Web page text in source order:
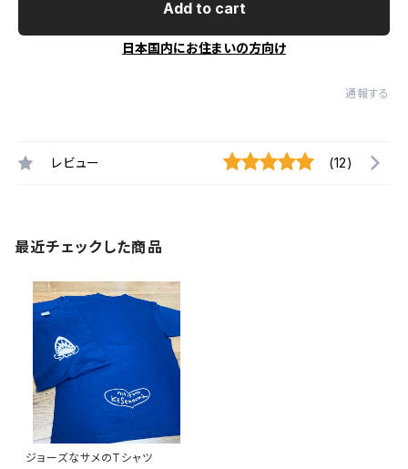
Add to cart
日本国内にお住まいの方向け
通報する
レビュー (12)
最近チェックした商品
ジョーズなサメのTシャツ